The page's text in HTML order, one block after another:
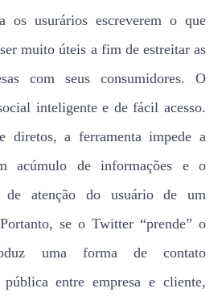
os usurários escreverem o que
muito úteis a fim de estreitar as
com seus consumidores. O
inteligente e de fácil acesso.
diretos, a ferramenta impede a
acúmulo de informações e o
de atenção do usuário de um
se o Twitter “prende” o
uma forma de contato
entre empresa e cliente,